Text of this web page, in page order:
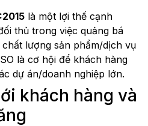
là một lợi thế cạnh
thủ trong việc quảng bá
lượng sản phẩm/dịch vụ
là cơ hội để khách hàng
dự án/doanh nghiệp lớn.
khách hàng và